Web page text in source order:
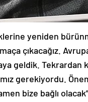
yeniden
çıkacağız.
geldik. Tekrardan
gerekiyordu.
bize bağlı